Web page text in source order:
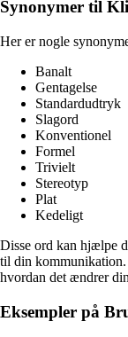
Synonymer til
Her er nogle
Banalt
Gentagelse
Standardudtryk
Slagord
Konventionel
Formel
Trivielt
Stereotyp
Plat
Kedeligt
Disse ord kan hjælpe
til din kommunikation.
hvordan det ændrer
Eksempler på